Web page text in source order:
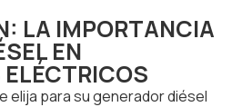
LA IMPORTANCIA
EN
ELÉCTRICOS
elija para su generador diésel